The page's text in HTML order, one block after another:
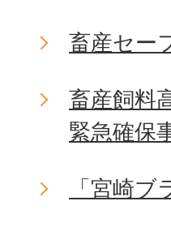
畜産セー
畜産飼料
緊急確保
「宮崎